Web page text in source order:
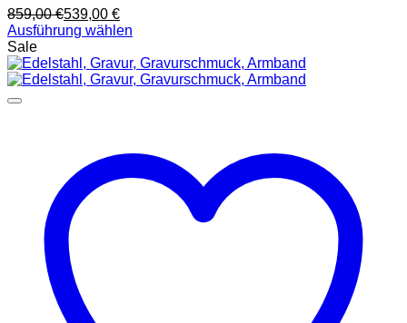
859,00€539,00 €
Ausführung wählen
Dieses
Produkt
weist
mehrere
Produktseite
gewählt
werden
Sale